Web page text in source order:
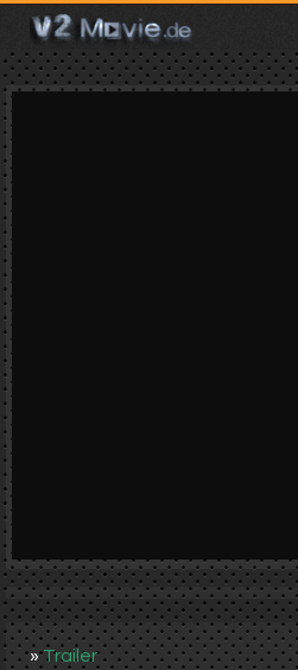
meist gesehen
Video suchen
»Trailer